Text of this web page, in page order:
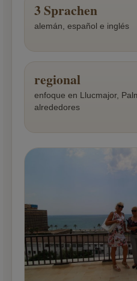
3 Sprachen
alemán, español e inglés
regional
enfoque en Llucmajor,
alrededores